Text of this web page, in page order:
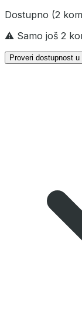
Dostupno (2
⚠️ Samo još 2
Proveri dostupnost